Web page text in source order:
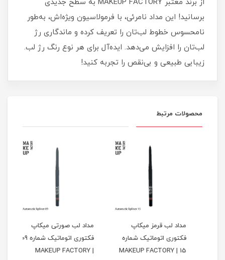
از برند معتبر MAKEUP FACTORY به سطح جدیدی
برسانید! این مداد نامرئی، با فرمولاسیون ویژه‌اش، به‌طور
نامحسوس خطوط لب‌تان را تعریف کرده و ماندگاری رژ
لب‌تان را افزایش می‌دهد. ایده‌آل برای هر نوع رنگ رژ لب.
زیبایی طبیعی و بی‌نقص را تجربه کنید!
محصولات مرتبط
مداد لب قرمز میکاپ
فکتوری اتوماتیک شماره
مداد لب صورتی میکاپ
فکتوری اتوماتیک شماره 09